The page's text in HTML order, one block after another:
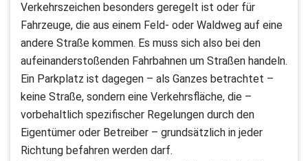
Verkehrszeichen besonders geregelt ist oder für
Fahrzeuge, die aus einem Feld- oder Waldweg auf eine
andere Straße kommen. Es muss sich also bei den
aufeinanderstoßenden Fahrbahnen um Straßen handeln.
Ein Parkplatz ist dagegen – als Ganzes betrachtet –
keine Straße, sondern eine Verkehrsfläche, die –
vorbehaltlich spezifischer Regelungen durch den
Eigentümer oder Betreiber – grundsätzlich in jeder
Richtung befahren werden darf.